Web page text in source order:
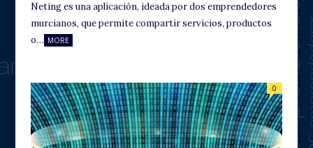
Neting es una aplicación, ideada por dos emprendedores
murcianos, que permite compartir servicios, productos
o… MORE
0